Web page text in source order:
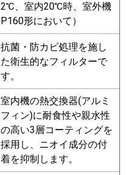
2℃、室内20℃時、室外機
P160形において）
抗菌・防カビ処理を施し
た衛生的なフィルターで
す。
室内機の熱交換器(アルミ
フィン)に耐食性や親水性
の高い3層コーティングを
採用し、ニオイ成分の付
着を抑制します。